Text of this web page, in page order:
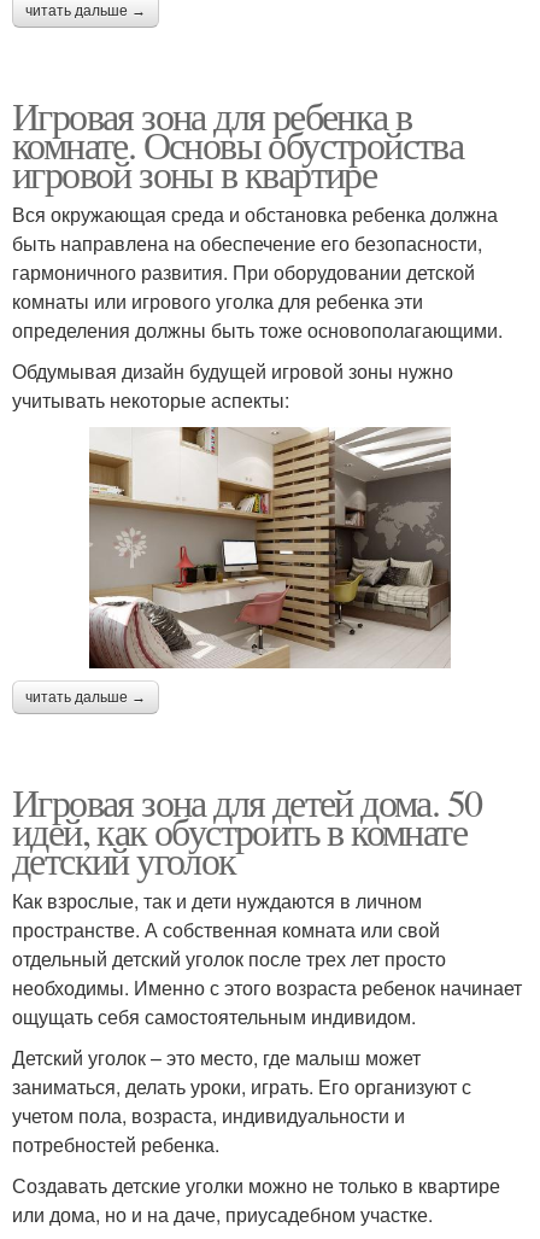
читать дальше →
Игровая зона для ребенка в
комнате. Основы обустройства
игровой зоны в квартире
Вся окружающая среда и обстановка ребенка должна
быть направлена на обеспечение его безопасности,
гармоничного развития. При оборудовании детской
комнаты или игрового уголка для ребенка эти
определения должны быть тоже основополагающими.
Обдумывая дизайн будущей игровой зоны нужно
учитывать некоторые аспекты:
читать дальше →
Игровая зона для детей дома. 50
идей, как обустроить в комнате
детский уголок
Как взрослые, так и дети нуждаются в личном
пространстве. А собственная комната или свой
отдельный детский уголок после трех лет просто
необходимы. Именно с этого возраста ребенок начинает
ощущать себя самостоятельным индивидом.
Детский уголок – это место, где малыш может
заниматься, делать уроки, играть. Его организуют с
учетом пола, возраста, индивидуальности и
потребностей ребенка.
Создавать детские уголки можно не только в квартире
или дома, но и на даче, приусадебном участке.